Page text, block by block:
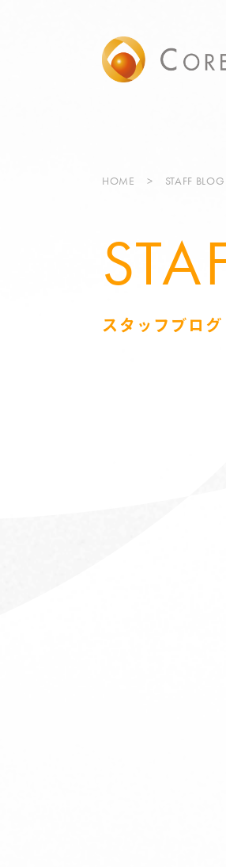
HOME STAFF BLOG
スタッフブログ